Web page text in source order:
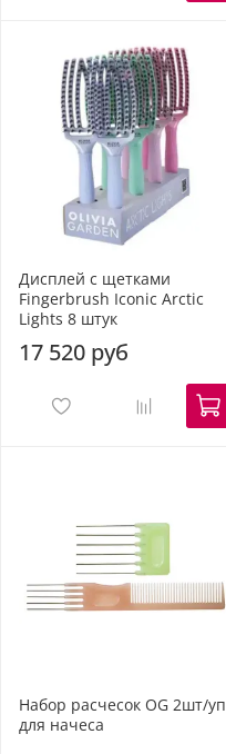
Дисплей с щетками
Fingerbrush Iconic Arctic
Lights 8 штук
17 520 руб
Набор расчесок OG 2шт/уп
для начеса